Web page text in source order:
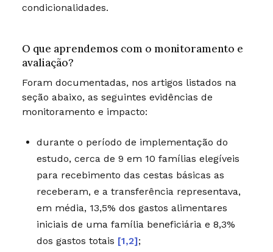
condicionalidades.
O que aprendemos com o monitoramento e
avaliação?
Foram documentadas, nos artigos listados na
seção abaixo, as seguintes evidências de
monitoramento e impacto:
durante o período de implementação do
estudo, cerca de 9 em 10 famílias elegíveis
para recebimento das cestas básicas as
receberam, e a transferência representava,
em média, 13,5% dos gastos alimentares
iniciais de uma família beneficiária e 8,3%
dos gastos totais [1,2];